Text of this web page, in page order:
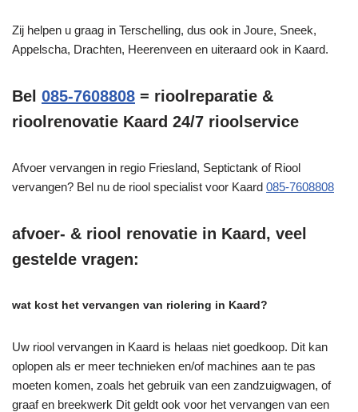
Zij helpen u graag in Terschelling, dus ook in Joure, Sneek,
Appelscha, Drachten, Heerenveen en uiteraard ook in Kaard.
Bel 085-7608808 = rioolreparatie &
rioolrenovatie Kaard 24/7 rioolservice
Afvoer vervangen in regio Friesland, Septictank of Riool
vervangen? Bel nu de riool specialist voor Kaard 085-7608808
afvoer- & riool renovatie in Kaard, veel
gestelde vragen:
wat kost het vervangen van riolering in Kaard?
Uw riool vervangen in Kaard is helaas niet goedkoop. Dit kan
oplopen als er meer technieken en/of machines aan te pas
moeten komen, zoals het gebruik van een zandzuigwagen, of
graaf en breekwerk Dit geldt ook voor het vervangen van een